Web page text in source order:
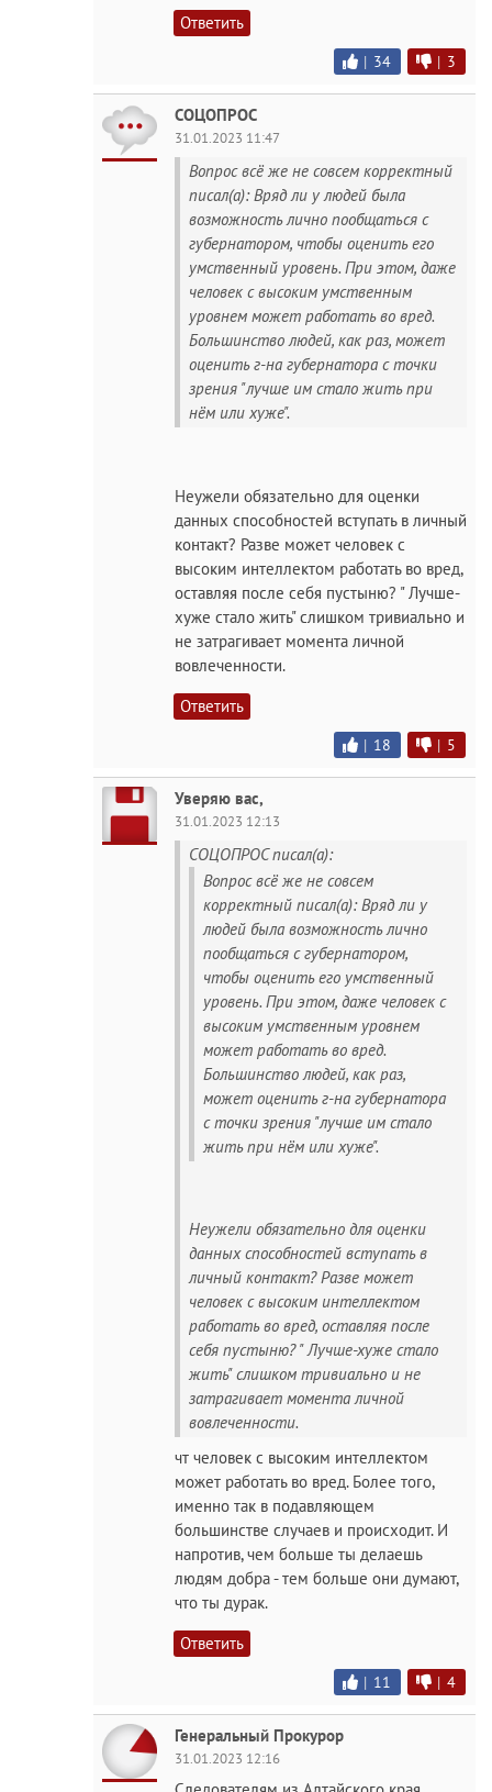
Ответить
| 34 | 3
СОЦОПРОС
31.01.2023 11:47
Вопрос всё же не совсем корректный
писал(а): Вряд ли у людей была
возможность лично пообщаться с
губернатором, чтобы оценить его
умственный уровень. При этом, даже
человек с высоким умственным
уровнем может работать во вред.
Большинство людей, как раз, может
оценить г-на губернатора с точки
зрения "лучше им стало жить при
нём или хуже".
Неужели обязательно для оценки
данных способностей вступать в личный
контакт? Разве может человек с
высоким интеллектом работать во вред,
оставляя после себя пустыню? " Лучше-
хуже стало жить" слишком тривиально и
не затрагивает момента личной
вовлеченности.
Ответить
| 18 | 5
Уверяю вас,
31.01.2023 12:13
СОЦОПРОС писал(а):
Вопрос всё же не совсем
корректный писал(а): Вряд ли у
людей была возможность лично
пообщаться с губернатором,
чтобы оценить его умственный
уровень. При этом, даже человек с
высоким умственным уровнем
может работать во вред.
Большинство людей, как раз,
может оценить г-на губернатора
с точки зрения "лучше им стало
жить при нём или хуже".
Неужели обязательно для оценки
данных способностей вступать в
личный контакт? Разве может
человек с высоким интеллектом
работать во вред, оставляя после
себя пустыню? " Лучше-хуже стало
жить" слишком тривиально и не
затрагивает момента личной
вовлеченности.
чт человек с высоким интеллектом
может работать во вред. Более того,
именно так в подавляющем
большинстве случаев и происходит. И
напротив, чем больше ты делаешь
людям добра - тем больше они думают,
что ты дурак.
Ответить
| 11 | 4
Генеральный Прокурор
31.01.2023 12:16